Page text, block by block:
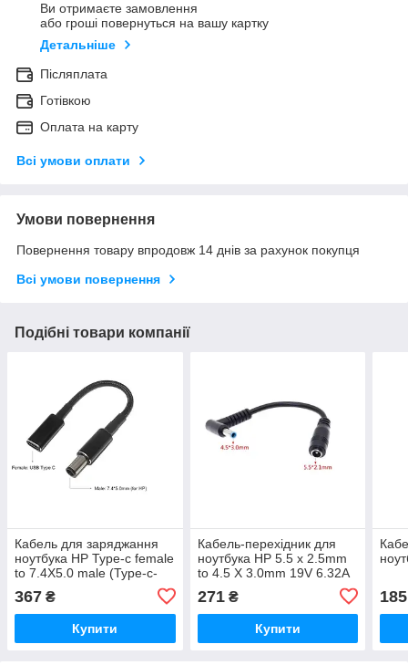
Ви отримаєте замовлення
або гроші повернуться на вашу картку
Детальніше
Післяплата
Готівкою
Оплата на карту
Всі умови оплати
Умови повернення
Повернення товару впродовж 14 днів за рахунок покупця
Всі умови повернення
Подібні товари компанії
Кабель для заряджання
ноутбука HP Type-c female
to 7.4X5.0 male (Type-c-
PD100W
367 ₴
Купити
Кабель-перехідник для
ноутбука HP 5.5 x 2.5mm
to 4.5 X 3.0mm 19V 6.32A
271₴
Купити
185